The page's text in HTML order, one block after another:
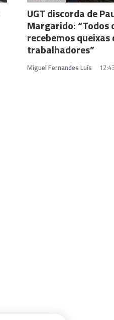
UGT discorda de
Margarido: “Todos
recebemos queixas
trabalhadores”
Miguel Fernandes Luís 12:43